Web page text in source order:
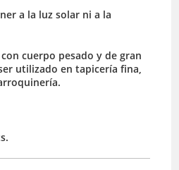
a la luz solar ni a la
cuerpo pesado y de gran
utilizado en tapicería fina,